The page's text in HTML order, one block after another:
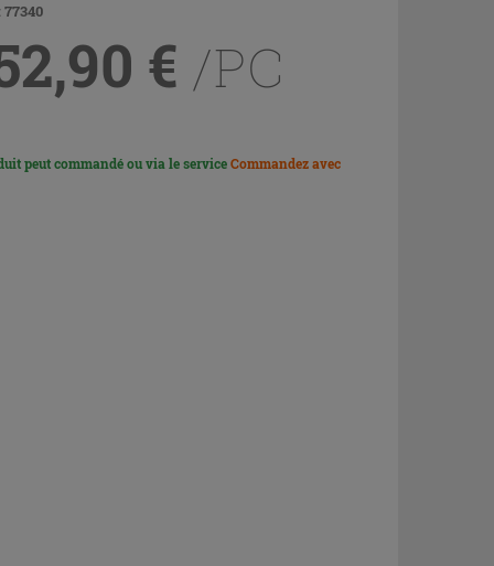
77340
€ /PC
peut commandé ou via le serviceCommandez avec